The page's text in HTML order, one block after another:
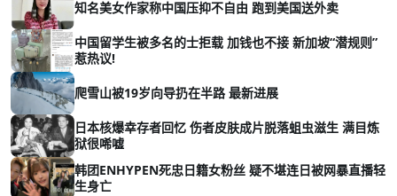
知名美女作家称中国压抑不自由 跑到美国送外卖
中国留学生被多名的士拒载 加钱也不接 新加坡“潜规则”
惹热议!
爬雪山被19岁向导扔在半路 最新进展
日本核爆幸存者回忆 伤者皮肤成片脱落蛆虫滋生 满目炼
狱很唏嘘
韩团ENHYPEN死忠日籍女粉丝 疑不堪连日被网暴直播轻
生身亡